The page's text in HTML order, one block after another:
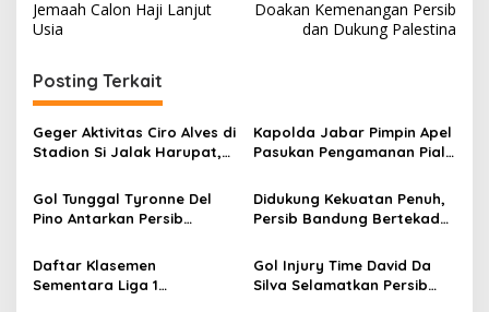
v
g
a
s
p
o
s
Jemaah Calon Haji Lanjut
Usia
Doakan Kemenangan Persib
dan Dukung Palestina
Posting Terkait
Geger Aktivitas Ciro Alves di
Stadion Si Jalak Harupat,
Kapolda Jabar Pimpin Apel
Pasukan Pengamanan Piala
Gol Tunggal Tyronne Del
Pino Antarkan Persib
Didukung Kekuatan Penuh,
Persib Bandung Bertekad
Persis
Daftar Klasemen
Sementara Liga 1
Gol Injury Time David Da
Silva Selamatkan Persib